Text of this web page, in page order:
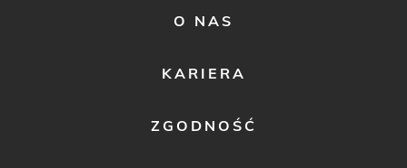
O NAS
KARIERA
ZGODNOŚĆ